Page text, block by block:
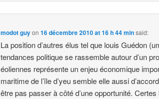
modot guyon16 décembre 2010 at 16 h 44 minsaid:
La position d’autres élus tel que louis Guédon
tendances politique se rassemble autour d’un
éoliennes représente un enjeu économique
maritime de l’île d’yeu semble elle aussi
être pas passer à côté d’une opportunité.